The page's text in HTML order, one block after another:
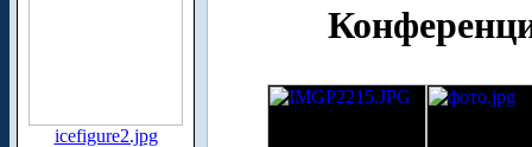
icefigure2.jpg